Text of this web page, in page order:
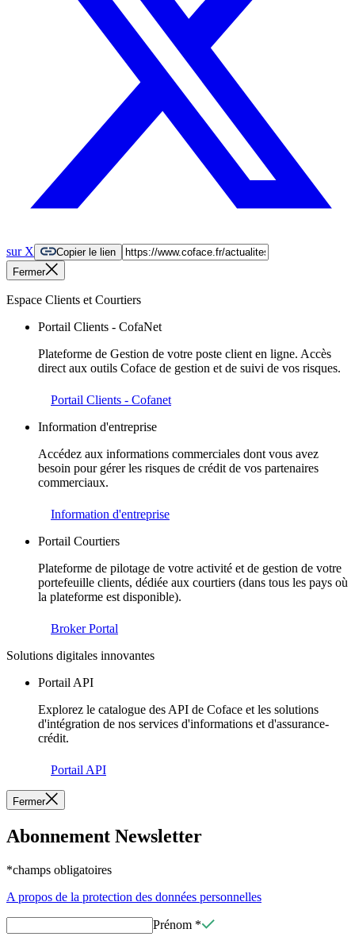
sur X
Copier le lien
Fermer
Espace Clients et Courtiers
Portail Clients - CofaNet
Plateforme de Gestion de votre poste client en ligne. Accès
direct aux outils Coface de gestion et de suivi de vos risques.
Portail Clients - Cofanet
Information d'entreprise
Accédez aux informations commerciales dont vous avez
besoin pour gérer les risques de crédit de vos partenaires
commerciaux.
Information d'entreprise
Portail Courtiers
Plateforme de pilotage de votre activité et de gestion de votre
portefeuille clients, dédiée aux courtiers (dans tous les pays où
la plateforme est disponible).
Broker Portal
Solutions digitales innovantes
Portail API
Explorez le catalogue des API de Coface et les solutions
d'intégration de nos services d'informations et d'assurance-
crédit.
Portail API
Fermer
Abonnement Newsletter
*champs obligatoires
A propos de la protection des données personnelles
Prénom *